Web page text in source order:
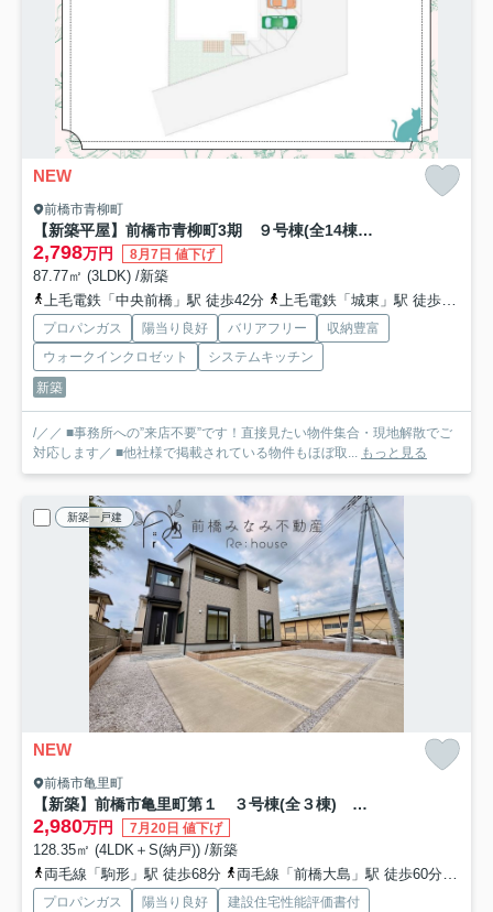
NEW
前橋市青柳町
【新築平屋】前橋市青柳町3期 ９号棟(全14棟) 新築建売分譲
2,798万円 8月7日 値下げ
87.77㎡ (3LDK) /新築
上毛電鉄「中央前橋」駅 徒歩42分
上毛電鉄「城東」駅 徒歩46分
プロパンガス 陽当り良好 バリアフリー
収納豊富
ウォークインクロゼット
システムキッチン
新築
/／／ ■事務所への”来店不要”です！直接見たい物件集合・現地解散でご
対応します／ ■他社様で掲載されている物件もほぼ取... もっと見る
新築一戸建
NEW
前橋市亀里町
【新築】前橋市亀里町第１ ３号棟(全３棟) リーブルガーデン 新築建売分譲
2,980万円 7月20日 値下げ
128.35㎡ (4LDK＋S(納戸)) /新築
両毛線「駒形」駅 徒歩68分
両毛線「前橋大島」駅 徒歩60分
プロパンガス 陽当り良好
建設住宅性能評価書付